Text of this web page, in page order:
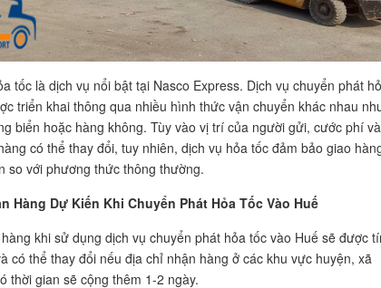
tốc là dịch vụ nổi bật tại Nasco Express. Dịch vụ chuyển phát
triển khai thông qua nhiều hình thức vận chuyển khác nhau
biển hoặc hàng không. Tùy vào vị trí của người gửi, cước phí và
có thể thay đổi, tuy nhiên, dịch vụ hỏa tốc đảm bảo giao
so với phương thức thông thường.
Hàng Dự Kiến Khi Chuyển Phát Hỏa Tốc Vào Huế
khi sử dụng dịch vụ chuyển phát hỏa tốc vào Huế sẽ được
có thể thay đổi nếu địa chỉ nhận hàng ở các khu vực huyện, xã
thời gian sẽ cộng thêm 1-2 ngày.